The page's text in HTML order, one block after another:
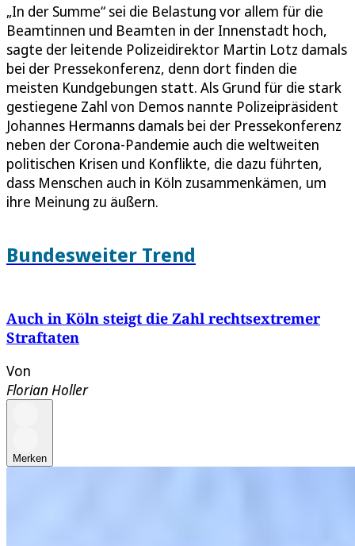
„In der Summe“ sei die Belastung vor allem für die
Beamtinnen und Beamten in der Innenstadt hoch,
sagte der leitende Polizeidirektor Martin Lotz damals
bei der Pressekonferenz, denn dort finden die
meisten Kundgebungen statt. Als Grund für die stark
gestiegene Zahl von Demos nannte Polizeipräsident
Johannes Hermanns damals bei der Pressekonferenz
neben der Corona-Pandemie auch die weltweiten
politischen Krisen und Konflikte, die dazu führten,
dass Menschen auch in Köln zusammenkämen, um
ihre Meinung zu äußern.
Bundesweiter Trend
Auch in Köln steigt die Zahl rechtsextremer
Straftaten
Von
Florian Holler
Merken